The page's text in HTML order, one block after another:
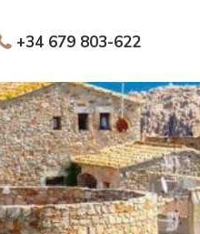
+34 679 803-622